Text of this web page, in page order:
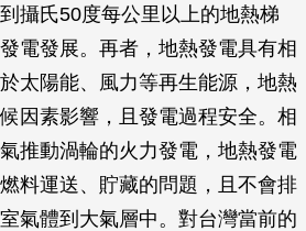
攝氏50度每公里以上的地熱梯
電發展。再者，地熱發電具有相
太陽能、風力等再生能源，地熱
因素影響，且發電過程安全。相
推動渦輪的火力發電，地熱發電
料運送、貯藏的問題，且不會排
氣體到大氣層中。對台灣當前的